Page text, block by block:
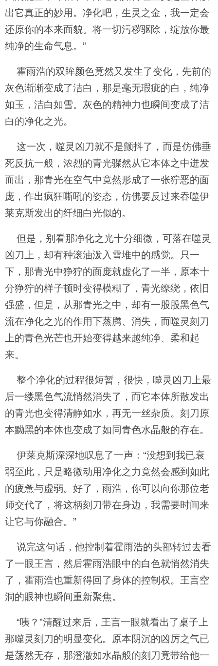
出它真正的妙用。净化吧，生灵之金，我一定会
还原你的本来面貌。将一切污秽驱除，绽放你最
纯净的生命气息。”
霍雨浩的双眸颜色竟然又发生了变化，先前的
灰色渐渐变成了洁白，那是毫无瑕疵的白，纯净
如玉，洁白如雪。灰色的精神力也瞬间变成了洁
白的净化之光。
这一次，噬灵凶刀就不是颤抖了，而是仿佛垂
死反抗一般，浓烈的青光骤然从它本体之中迸发
而出，那青光在空气中竟然形成了一张狞恶的面
庞，作出疯狂嘶吼的姿态，仿佛要反过来吞噬伊
莱克斯发出的纤细白光似的。
但是，别看那净化之光十分细微，可落在噬灵
凶刀上，却有种滚油泼入雪堆中的感觉。只一
下，那青光中狰狞的面庞就虚化了一半，原本十
分狰狞的样子顿时变得模糊了，青光缭绕，依旧
强盛，但是，从那青光之中，却有一股股黑色气
流在净化之光的作用下蒸腾、消失，而噬灵刻刀
上的青色光芒也开始变得越来越纯净、柔和起
来。
整个净化的过程很短暂，很快，噬灵凶刀上最
后一缕黑色气流悄然消失了，而它本体所散发出
的青光也变得清静如水，再无一丝杂质。刻刀原
本黝黑的本体也变成了如同青色水晶般的存在。
伊莱克斯深深地叹息了一声：“没想到我已衰
弱至此，只是略微动用净化之力竟然会感到如此
的疲惫与虚弱。好了，雨浩，你可以向你那位老
师交代了，将这柄刻刀带在身边，我需要时间来
让它与你融合。”
说完这句话，他控制着霍雨浩的头部转过去看
了一眼王言，然后霍雨浩眼中的白色就悄然消失
了，霍雨浩也重新得回了身体的控制权。王言空
洞的眼神也瞬间重新聚焦。
“咦？”清醒过来后，王言一眼就看出了桌子上
那噬灵刻刀的明显变化。原本阴沉的凶厉之气已
是荡然无存，那澄澈如水晶般的刻刀竟带给他一